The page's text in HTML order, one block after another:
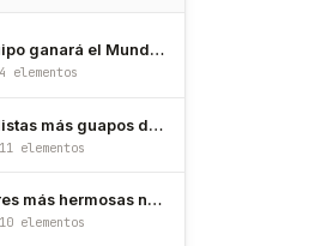
de México/Estados Unidos/Canadá 2026?
elementos
guapos del mundial 2026
elementos
hermosas nacidas un 7 de junio
elementos